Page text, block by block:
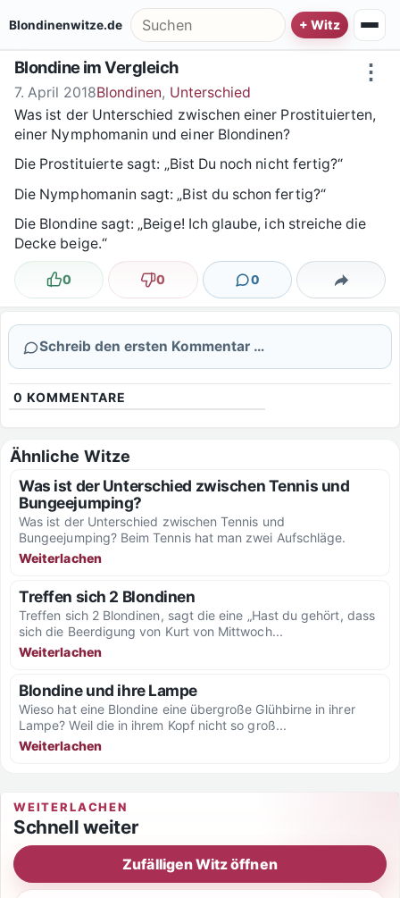
Blondinenwitze.de Suche nach:
⋮
Blondine im Vergleich
7. April 2018Blondinen, Unterschied
Was ist der Unterschied zwischen einer Prostituierten,
einer Nymphomanin und einer Blondinen?
Die Prostituierte sagt: „Bist Du noch nicht fertig?“
Die Nymphomanin sagt: „Bist du schon fertig?“
Die Blondine sagt: „Beige! Ich glaube, ich streiche die
Decke beige.“
Lustig
0 Nicht lustig
0 0
Kommentare Teilen
Schreib den ersten Kommentar …
0 KOMMENTARE
Ähnliche Witze
Was ist der Unterschied zwischen Tennis und
Bungeejumping?
Was ist der Unterschied zwischen Tennis und
Bungeejumping? Beim Tennis hat man zwei Aufschläge.
Weiterlachen
Treffen sich 2 Blondinen
Treffen sich 2 Blondinen, sagt die eine „Hast du gehört, dass
sich die Beerdigung von Kurt von Mittwoch...
Weiterlachen
Blondine und ihre Lampe
Wieso hat eine Blondine eine übergroße Glühbirne in ihrer
Lampe? Weil die in ihrem Kopf nicht so groß...
Weiterlachen
WEITERLACHEN
Schnell weiter
Zufälligen Witz öffnen